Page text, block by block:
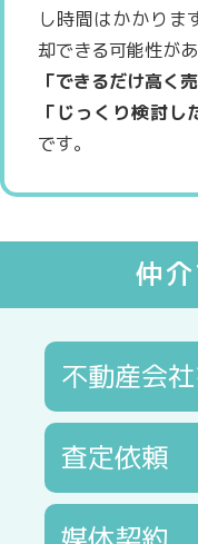
し時間はかかりま
却できる可能性があ
「できるだけ高く
「じっくり検討し
です。
仲
不動産会
査定依頼